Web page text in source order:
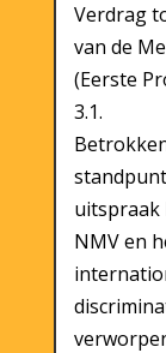
Verdrag
van de
(Eerste
3.1.
uitspraak
NMV en